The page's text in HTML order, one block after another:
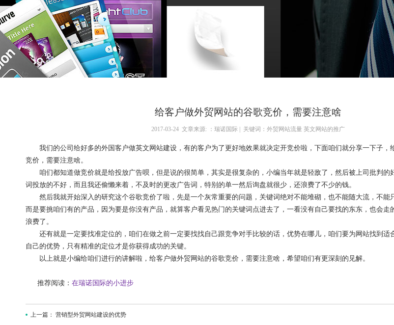
给客户做外贸网站的谷歌竞价，需要注意啥
2017-03-24 文章来源: ：瑞诺国际 | 关键词：外贸网站流量 英文网站的推广
我们的公司给好多的外国客户做英文网站建设，有的客户为了更好地效果就决定开竞价啦，下面咱们就分享一下子，
竞价，需要注意啥。
咱们都知道做竞价就是给投放广告呗，但是说的很简单，其实是很复杂的，小编当年就是轻敌了，然后被上司批判的
词投放的不好，而且我还偷懒来着，不及时的更改广告词，特别的单一然后询盘就很少，还浪费了不少的钱。
然后我就开始深入的研究这个谷歌竞价了啦，先是一个灰常重要的问题，关键词绝对不能堆砌，也不能随大流，不能
而是要挑咱们有的产品，因为要是你没有产品，就算客户看见热门的关键词点进去了，一看没有自己要找的东东，也会走
浪费了。
还有就是一定要找准定位的，咱们在做之前一定要找找自己跟竞争对手比较的话，优势在哪儿，咱们要为网站找到适
自己的优势，只有精准的定位才是你获得成功的关键。
以上就是小编给咱们进行的讲解啦，给客户做外贸网站的谷歌竞价，需要注意啥，希望咱们有更深刻的见解。
推荐阅读： 在瑞诺国际的小进步
上一篇： 营销型外贸网站建设的优势